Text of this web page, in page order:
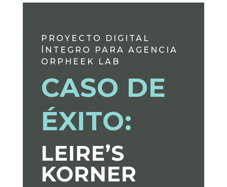
PROYECTO DIGITAL
ÍNTEGRO PARA AGENCIA
ORPHEEK LAB
CASO DE
ÉXITO:
LEIRE’S
KORNER